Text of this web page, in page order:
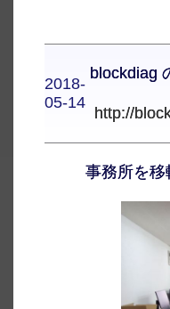
2018-
05-14
blockdiag
http://
事務所を移